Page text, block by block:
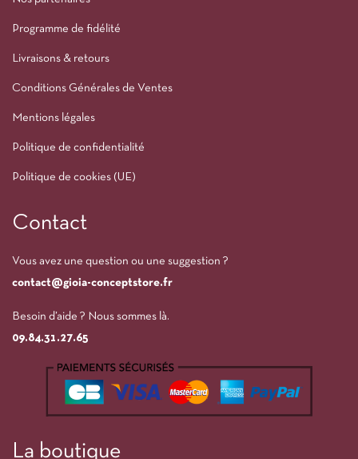
Programme de fidélité
Livraisons & retours
Conditions Générales de Ventes
Mentions légales
Politique de confidentialité
Politique de cookies (UE)
Contact
Vous avez une question ou une suggestion ?
contact@gioia-conceptstore.fr
Besoin d’aide ? Nous sommes là.
09.84.31.27.65
La boutique